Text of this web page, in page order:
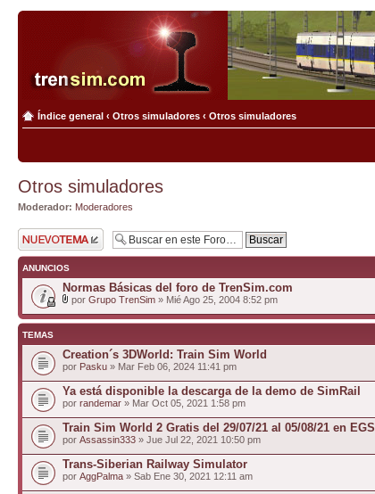
Índice general ‹ Otros simuladores ‹ Otros simuladores
Otros simuladores
Moderador: Moderadores
Publicar un nuevo
tema
ANUNCIOS
Normas Básicas del foro de TrenSim.com
por Grupo TrenSim » Mié Ago 25, 2004 8:52 pm
TEMAS
Creation´s 3DWorld: Train Sim World
por Pasku » Mar Feb 06, 2024 11:41 pm
Ya está disponible la descarga de la demo de SimRail
por randemar » Mar Oct 05, 2021 1:58 pm
Train Sim World 2 Gratis del 29/07/21 al 05/08/21 en EGS
por Assassin333 » Jue Jul 22, 2021 10:50 pm
Trans-Siberian Railway Simulator
por AggPalma » Sab Ene 30, 2021 12:11 am